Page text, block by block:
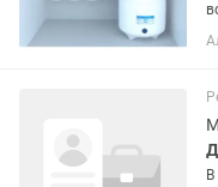
воды.
000